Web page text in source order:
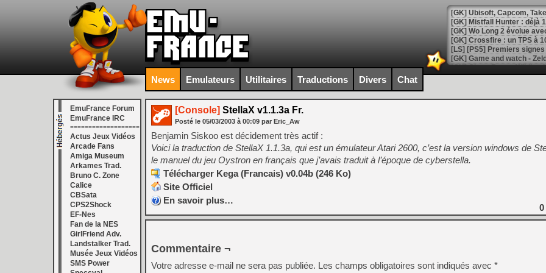
[GK] Mistfall Hunter : déjà
[GK] Wo Long 2 évolue
[GK] Crossfire : un TPS à
[LS] [PS5] Premiers
[Mo5] DOOM arrive en
[GK] Bethesda fête les 30
[GK] Roblox : l'action en
[GK] Agenda - GeForce
[LS] [PS5] ps5-y2jb-
[GK] Pourquoi Marvel
[GK] Test : Restory : Chill
[GK] GTA 6 : Rockstar
[GK] Hot Wheels Infinite
[GK] Mémoire cash -
[GK] Résultats Nintendo :
News Emulateurs Utilitaires Traductions Divers Chat
EmuFrance Forum
EmuFrance IRC
===================
Actus Jeux Vidéos
Arcade Fans
Amiga Museum
Arkames Trad.
Bruno C. Zone
Calice
CBSata
CPS2Shock
EF-Nes
Fan de la NES
GirlFriend Adv.
Landstalker Trad.
Musée Jeux Vidéos
SMS Power
[Console] StellaX v1.1.3a Fr.
Posté le 05/03/2003 à 00:09 par Eric_Aw
Benjamin Siskoo est décidement très actif :
Voici la traduction de StellaX 1.1.3a, qui est un émulateur Atari 2600, c’est la version windows de
le manuel du jeu Oystron en français que j’avais traduit à l’époque de cyberstella.
Télécharger Kega (Francais) v0.04b (246 Ko)
Site Officiel
En savoir plus…
0
Commentaire ¬
Votre adresse e-mail ne sera pas publiée. Les champs obligatoires sont indiqués avec *